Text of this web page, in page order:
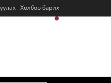
Холбоо барих